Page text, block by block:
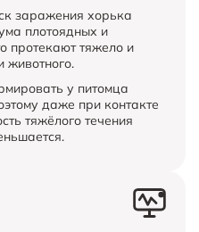
заражения хорька
плотоядных и
протекают тяжело и
животного.
у питомца
даже при контакте
тяжёлого течения